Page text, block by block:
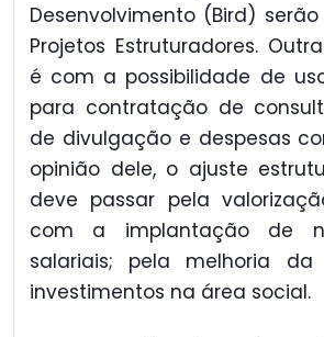
Desenvolvimento (Bird)
Projetos Estruturadores.
é com a possibilidade de
para contratação de
de divulgação e despesas
opinião dele, o ajuste
deve passar pela
com a implantação de
salariais; pela melhoria
investimentos na área social.